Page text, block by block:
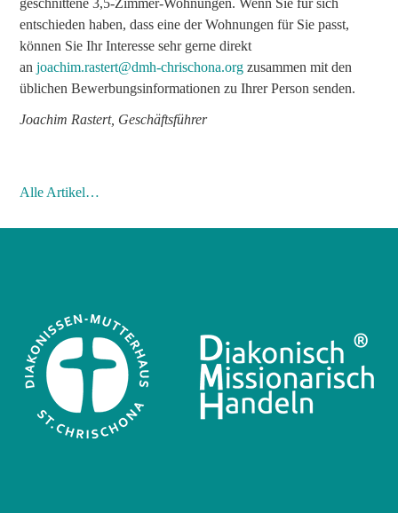
geschnittene 3,5-Zimmer-Wohnungen. Wenn Sie für sich
entschieden haben, dass eine der Wohnungen für Sie passt,
können Sie Ihr Interesse sehr gerne direkt
anjoachim.rastert@dmh-chrischona.org zusammen mit den
üblichen Bewerbungsinformationen zu Ihrer Person senden.
Joachim Rastert, Geschäftsführer
Alle Artikel…